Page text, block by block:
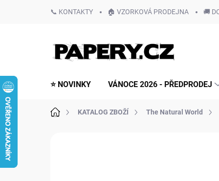
📞 KONTAKTY 🏠 VZORKOVÁ PRODEJNA 🚚
⭐ NOVINKY VÁNOCE 2026 - PŘEDPRODEJ
Domů KATALOG ZBOŽÍ The Natural World